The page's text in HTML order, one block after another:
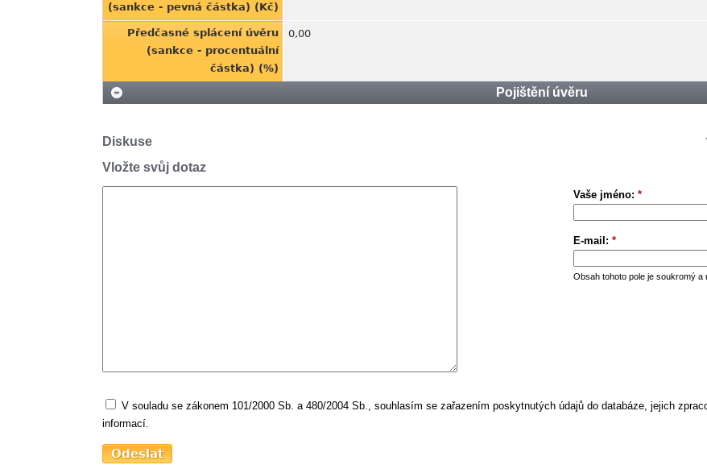
(sankce - pevná částka) (Kč)
Předčasné splácení úvěru
(sankce - procentuální
částka) (%)
0,00
Pojištění úvěru
Diskuse
Vložte svůj dotaz
Vaše jméno: *
E-mail: *
Obsah tohoto pole je soukromý a
V souladu se zákonem 101/2000 Sb. a 480/2004 Sb., souhlasím se zařazením poskytnutých údajů do databáze, jejich
informací.